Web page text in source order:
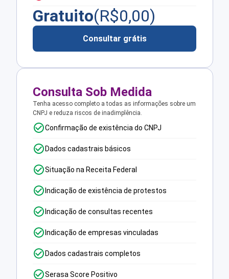
Gratuito(R$0,00)
Consultar grátis
Consulta Sob Medida
Tenha acesso completo a todas as informações sobre um
CNPJ e reduza riscos de inadimplência.
Confirmação de existência do CNPJ
Dados cadastrais básicos
Situação na Receita Federal
Indicação de existência de protestos
Indicação de consultas recentes
Indicação de empresas vinculadas
Dados cadastrais completos
Serasa Score Positivo